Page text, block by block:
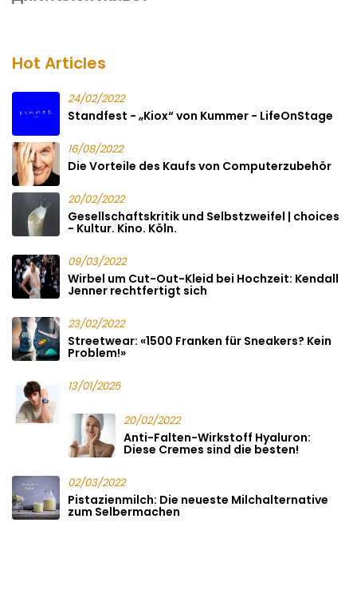
Hot Articles
24/02/2022
Standfest - „Kiox“ von Kummer - LifeOnStage
16/08/2022
Die Vorteile des Kaufs von Computerzubehör
20/02/2022
Gesellschaftskritik und Selbstzweifel | choices
- Kultur. Kino. Köln.
09/03/2022
Wirbel um Cut-Out-Kleid bei Hochzeit: Kendall
Jenner rechtfertigt sich
23/02/2022
Streetwear: «1500 Franken für Sneakers? Kein
Problem!»
13/01/2025
20/02/2022
Anti-Falten-Wirkstoff Hyaluron:
Diese Cremes sind die besten!
02/03/2022
Pistazienmilch: Die neueste Milchalternative
zum Selbermachen